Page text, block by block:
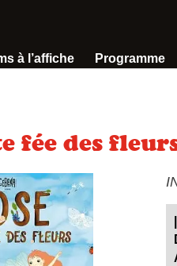
à l’affiche Programme
fée des